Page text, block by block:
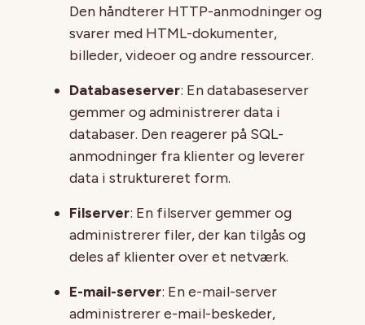
Den håndterer HTTP-anmodninger og
svarer med HTML-dokumenter,
billeder, videoer og andre ressourcer.
Databaseserver: En databaseserver
gemmer og administrerer data i
databaser. Den reagerer på SQL-
anmodninger fra klienter og leverer
data i struktureret form.
Filserver: En filserver gemmer og
administrerer filer, der kan tilgås og
deles af klienter over et netværk.
E-mail-server: En e-mail-server
administrerer e-mail-beskeder,